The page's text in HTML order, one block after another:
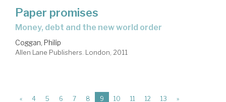
Paper promises
money, debt and the new world order
Coggan, Philip
Allen Lane Publishers. London, 2011
« 4 5 6 7 8 9 (current)
10 11 12 13 »